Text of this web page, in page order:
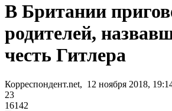
В Британии
родителей,
честь Гитлера
Корреспондент.net, 12 ноября 2018,
23
16142